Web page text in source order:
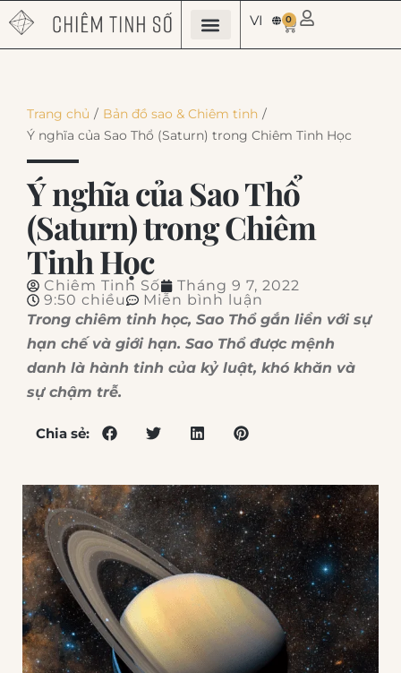
VI 0
Trang chủ / Bản đồ sao & Chiêm tinh /
Ý nghĩa của Sao Thổ (Saturn) trong Chiêm Tinh Học
Ý nghĩa của Sao Thổ
(Saturn) trong Chiêm
Tinh Học
Chiêm Tinh Số
Tháng 9 7, 2022
9:50 chiều
Miễn bình luận
Trong chiêm tinh học, Sao Thổ gắn liền với sự
hạn chế và giới hạn. Sao Thổ được mệnh
danh là hành tinh của kỷ luật, khó khăn và
sự chậm trễ.
Chia sẻ: